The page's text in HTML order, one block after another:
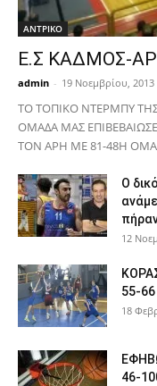
ΑΝTΡΙΚΟ
Ε.Σ ΚΑΔΜΟΣ-
admin - 19 Νοεμβρίου, 2013
ΤΟ ΤΟΠΙΚΟ ΝΤΕΡΜΠΥ
ΟΜΑΔΑ ΜΑΣ
ΤΟΝ ΑΡΗ ΜΕ 81-48Η
Ο
12
55-
18
46-